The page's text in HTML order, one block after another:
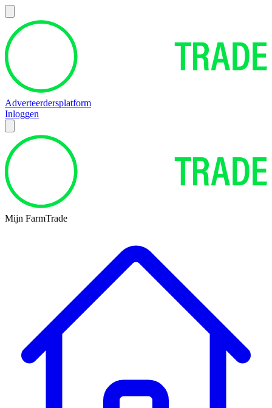
Adverteerdersplatform
Inloggen
Mijn FarmTrade